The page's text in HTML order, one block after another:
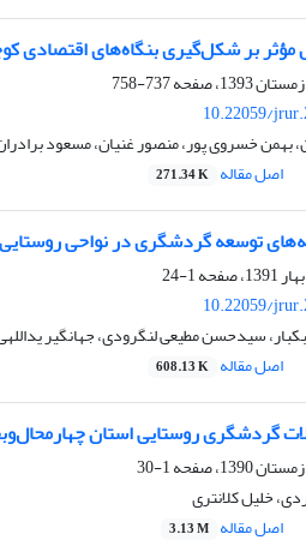
مؤثر بر شکل‌گیری بنگاه‌‌های
737-758
10.22059/
بهمن خسروی پور، منصور غنیان، مسعود
اصل مقاله 271.34 K
توسعه گردشگری در نواحی
1-24
10.22059/
سیدحسن مطیعی لنگرودی، جهانگیر
اصل مقاله 608.13 K
گردشگری روستایی استان
1-30
خلیل کلانتری
اصل مقاله 3.13 M